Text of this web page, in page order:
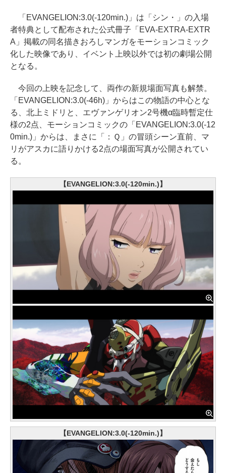
「EVANGELION:3.0(-120min.)」は「シン・」の入場
者特典として配布された公式冊子「EVA-EXTRA-EXTR
A」掲載の同名描きおろしマンガをモーションコミック
化した映像であり、イベント上映以外では初の劇場公開
となる。
今回の上映を記念して、両作の新規場面写真も解禁。
「EVANGELION:3.0(-46h)」からはこの物語の中心とな
る、北上ミドリと、エヴァンゲリオン2号機α臨時暫定仕
様の2点、モーションコミックの「EVANGELION:3.0(-12
0min.)」からは、まさに「：Ｑ」の冒頭シーン直前、マ
リがアスカに語りかける2点の場面写真が公開されてい
る。
【EVANGELION:3.0(-120min.)】
【EVANGELION:3.0(-120min.)】